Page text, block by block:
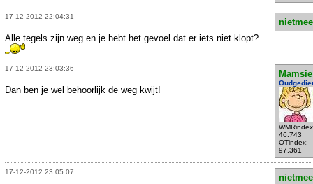
17-12-2012 22:04:31
Alle tegels zijn weg en je hebt het gevoel dat er iets niet klopt?
17-12-2012 23:03:36
Mamsie
46.743
OTindex:
97.361
Dan ben je wel behoorlijk de weg kwijt!
17-12-2012 23:05:07